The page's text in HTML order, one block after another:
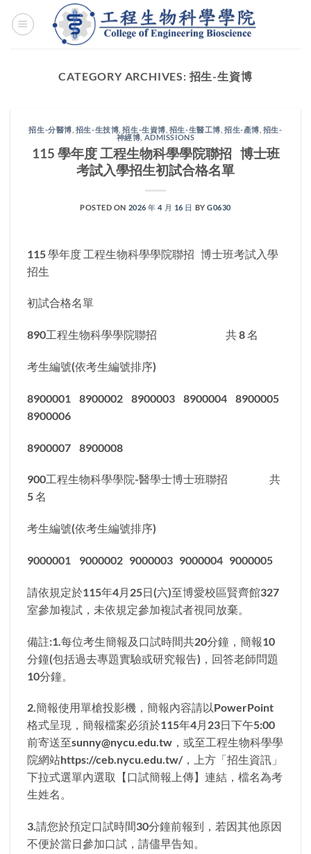
CATEGORY ARCHIVES: 招生-生資博
招生-分醫博 招生-生技博 ,招生-生資博 招生-生醫工博 招生-產博 招生-
神經博 ADMISSIONS
115 學年度 工程生物科學學院聯招 博士班
考試入學招生初試合格名單
POSTED ON 2026 年 4 月 16 日 BYG0630
115 學年度 工程生物科學學院聯招 博士班考試入學
招生
初試合格名單
890工程生物科學學院聯招 共 8 名
考生編號(依考生編號排序)
8900001 8900002 8900003 8900004 8900005
8900006
8900007 8900008
900工程生物科學學院-醫學士博士班聯招 共
5 名
考生編號(依考生編號排序)
9000001 9000002 9000003 9000004 9000005
請依規定於115年4月25日(六)至博愛校區賢齊館327
室參加複試，未依規定參加複試者視同放棄。
備註:1.每位考生簡報及口試時間共20分鐘，簡報10
分鐘(包括過去專題實驗或研究報告)，回答老師問題
10分鐘。
2.簡報使用單槍投影機，簡報內容請以PowerPoint
格式呈現，簡報檔案必須於115年4月23日下午5:00
前寄送至sunny@nycu.edu.tw，或至工程生物科學學
院網站https://ceb.nycu.edu.tw/，上方「招生資訊」
下拉式選單內選取【口試簡報上傳】連結，檔名為考
生姓名。
3.請您於預定口試時間30分鐘前報到，若因其他原因
不便於當日參加口試，請儘早告知。